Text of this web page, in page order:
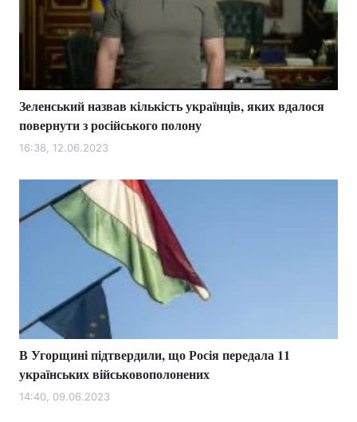
Зеленський назвав кількість українців, яких вдалося
повернути з російського полону
16:38, 12.06.2023
В Угорщині підтвердили, що Росія передала 11
українських військовополонених
14:40, 09.06.2023